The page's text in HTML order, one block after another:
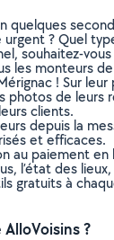
quelques
urgent ? Quel
souhaitez-vous
les monteurs
! Sur
photos de leurs
clients.
depuis la
et efficaces.
au paiement en
l’état des
gratuits à
?